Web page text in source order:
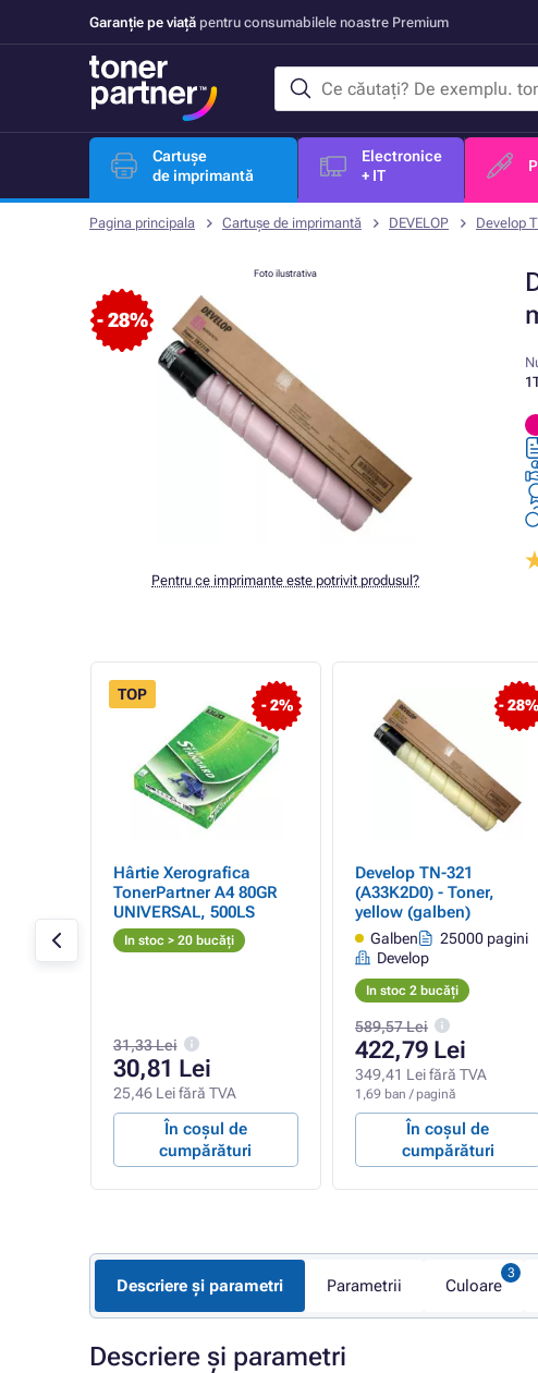
Garanție pe viață pentru consumabilele noastre Premium
Cartușe
de imprimantă
Electronice
+ IT
Pagina principala Cartușe de imprimantă DEVELOP Develop
- 28%
Foto ilustrativa
Pentru ce imprimante este potrivit produsul?
- 2%
TOP
Hârtie Xerografica
TonerPartner A4 80GR
UNIVERSAL, 500LS
In stoc > 20 bucăți
31,33 Lei
30,81 Lei
25,46 Lei fără TVA
În coșul de
cumpărături
- 28%
Develop TN-321
(A33K2D0) - Toner,
yellow (galben)
Galben
25000 pagini
Develop
In stoc 2 bucăți
589,57 Lei
422,79 Lei
349,41 Lei fără TVA
1,69 ban / pagină
În coșul de
cumpărături
Descriere și parametri Parametrii Culoare
Descriere și parametri